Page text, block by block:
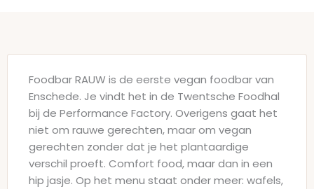
Foodbar RAUW is de eerste vegan foodbar van
Enschede. Je vindt het in de Twentsche Foodhal
bij de Performance Factory. Overigens gaat het
niet om rauwe gerechten, maar om vegan
gerechten zonder dat je het plantaardige
verschil proeft. Comfort food, maar dan in een
hip jasje. Op het menu staat onder meer: wafels,